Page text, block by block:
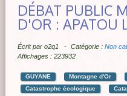
DÉBAT PUBLIC
D'OR : APATOU
Écrit par o2q1 Catégorie : Non
Affichages : 223932
GUYANE Montagne d'Or
Catastrophe écologique